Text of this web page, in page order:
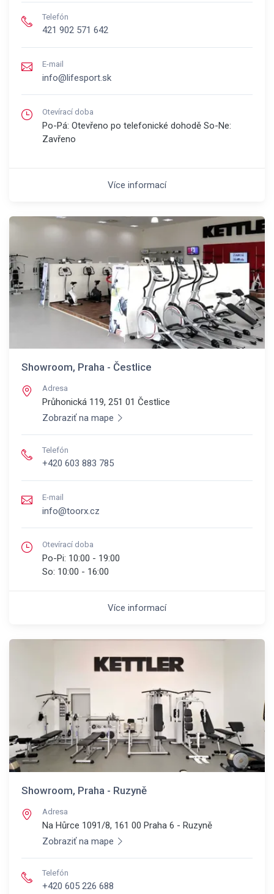
Telefón
421 902 571 642
E-mail
info@lifesport.sk
Otevírací doba
Po-Pá: Otevřeno po telefonické dohodě So-Ne:
Zavřeno
Více informací
Showroom, Praha - Čestlice
Adresa
Průhonická 119, 251 01 Čestlice
Zobraziť na mape
Telefón
+420 603 883 785
E-mail
info@toorx.cz
Otevírací doba
Po-Pi: 10:00 - 19:00
So: 10:00 - 16:00
Více informací
Showroom, Praha - Ruzyně
Adresa
Na Hůrce 1091/8, 161 00 Praha 6 - Ruzyně
Zobraziť na mape
Telefón
+420 605 226 688